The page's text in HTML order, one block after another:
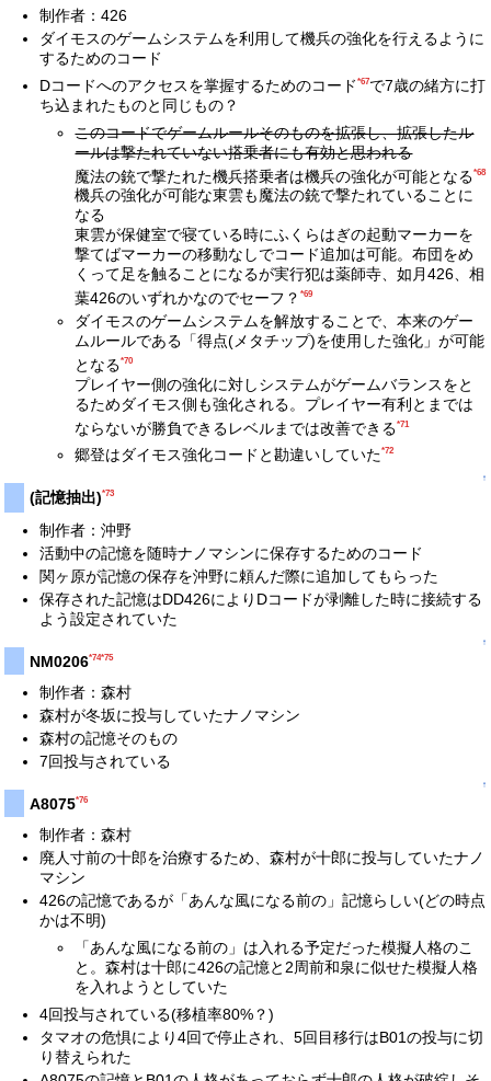
制作者：426
ダイモスのゲームシステムを利用して機兵の強化を行えるように
するためのコード
Dコードへのアクセスを掌握するためのコード*67で7歳の緒方に打
ち込まれたものと同じもの？
このコードでゲームルールそのものを拡張し、拡張したル
ールは撃たれていない搭乗者にも有効と思われる
魔法の銃で撃たれた機兵搭乗者は機兵の強化が可能となる*68
機兵の強化が可能な東雲も魔法の銃で撃たれていることに
なる
東雲が保健室で寝ている時にふくらはぎの起動マーカーを
撃てばマーカーの移動なしでコード追加は可能。布団をめ
くって足を触ることになるが実行犯は薬師寺、如月426、相
葉426のいずれかなのでセーフ？*69
ダイモスのゲームシステムを解放することで、本来のゲー
ムルールである「得点(メタチップ)を使用した強化」が可能
となる*70
プレイヤー側の強化に対しシステムがゲームバランスをと
るためダイモス側も強化される。プレイヤー有利とまでは
ならないが勝負できるレベルまでは改善できる*71
郷登はダイモス強化コードと勘違いしていた*72
↑
(記憶抽出)*73
制作者：沖野
活動中の記憶を随時ナノマシンに保存するためのコード
関ヶ原が記憶の保存を沖野に頼んだ際に追加してもらった
保存された記憶はDD426によりDコードが剥離した時に接続する
よう設定されていた
↑
NM0206*74*75
制作者：森村
森村が冬坂に投与していたナノマシン
森村の記憶そのもの
7回投与されている
↑
A8075*76
制作者：森村
廃人寸前の十郎を治療するため、森村が十郎に投与していたナノ
マシン
426の記憶であるが「あんな風になる前の」記憶らしい(どの時点
かは不明)
「あんな風になる前の」は入れる予定だった模擬人格のこ
と。森村は十郎に426の記憶と2周前和泉に似せた模擬人格
を入れようとしていた
4回投与されている(移植率80%？)
タマオの危惧により4回で停止され、5回目移行はB01の投与に切
り替えられた